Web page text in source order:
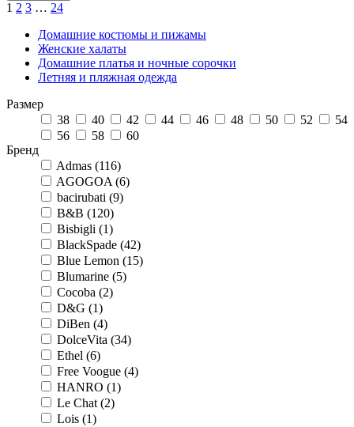
1 2 3 … 24
Домашние костюмы и пижамы
Женские халаты
Домашние платья и ночные сорочки
Летняя и пляжная одежда
Размер
38
40 42 44 46 48 50 52
54
56
58
60
Бренд
Admas (116)
AGOGOA (6)
bacirubati (9)
B&B (120)
Bisbigli (1)
BlackSpade (42)
Blue Lemon (15)
Blumarine (5)
Cocoba (2)
D&G (1)
DiBen (4)
DolceVita (34)
Ethel (6)
Free Voogue (4)
HANRO (1)
Le Chat (2)
Lois (1)